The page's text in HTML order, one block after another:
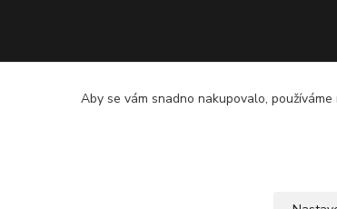
Aby se vám snadno nakupovalo,